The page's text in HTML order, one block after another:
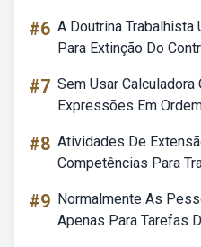
#6 A Doutrina
Para Extinção Do
#7 Sem Usar
Expressões Em
#8 Atividades De
Competências Para
#9 Normalmente As
Apenas Para Tarefas